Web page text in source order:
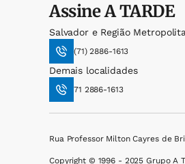
AssineA TARDE
Salvador e Região
(71) 2886-1613
Demais localidades
71 2886-1613
Rua Professor Milton Cayres de
Copyright © 1996 - 2025 Grupo A